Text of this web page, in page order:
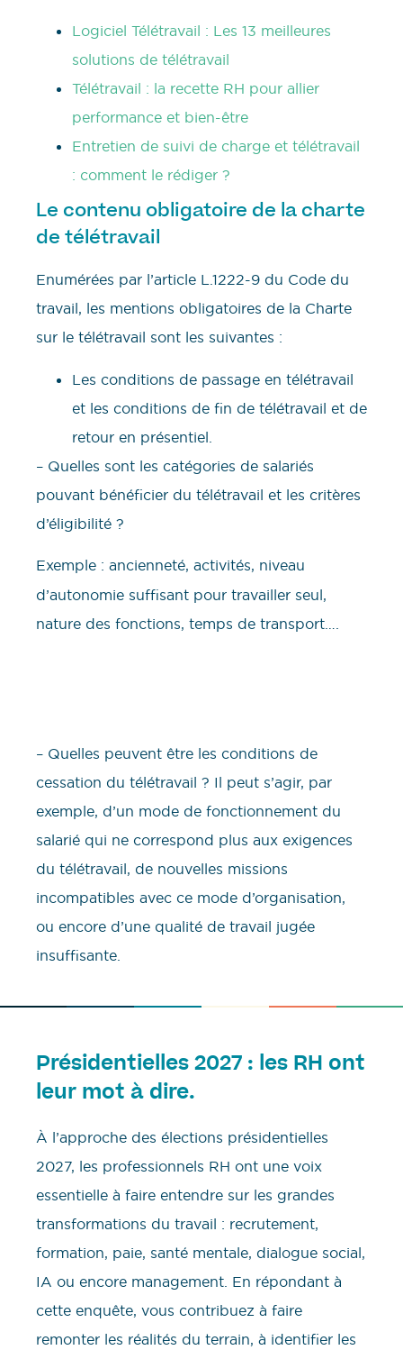
Logiciel Télétravail : Les 13 meilleures
solutions de télétravail
Télétravail : la recette RH pour allier
performance et bien-être
Entretien de suivi de charge et télétravail
: comment le rédiger ?
Le contenu obligatoire de la charte
de télétravail
Enumérées par l’article L.1222-9 du Code du
travail, les mentions obligatoires de la Charte
sur le télétravail sont les suivantes :
Les conditions de passage en télétravail
et les conditions de fin de télétravail et de
retour en présentiel.
– Quelles sont les catégories de salariés
pouvant bénéficier du télétravail et les critères
d’éligibilité ?
Exemple : ancienneté, activités, niveau
d’autonomie suffisant pour travailler seul,
nature des fonctions, temps de transport….
– Quelles peuvent être les conditions de
cessation du télétravail ? Il peut s’agir, par
exemple, d’un mode de fonctionnement du
salarié qui ne correspond plus aux exigences
du télétravail, de nouvelles missions
incompatibles avec ce mode d’organisation,
ou encore d’une qualité de travail jugée
insuffisante.
Présidentielles 2027 : les RH ont
leur mot à dire.
À l’approche des élections présidentielles
2027, les professionnels RH ont une voix
essentielle à faire entendre sur les grandes
transformations du travail : recrutement,
formation, paie, santé mentale, dialogue social,
IA ou encore management. En répondant à
cette enquête, vous contribuez à faire
remonter les réalités du terrain, à identifier les